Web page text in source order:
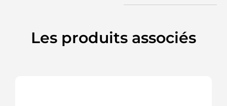
Les produits associés